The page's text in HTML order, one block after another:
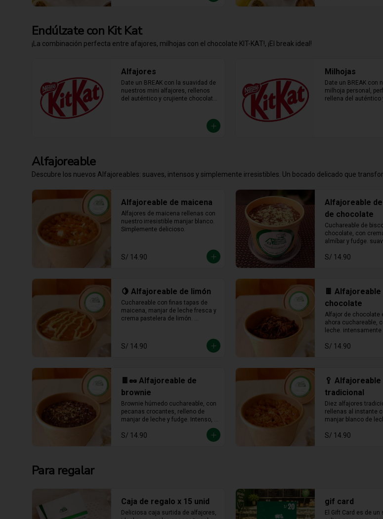
Endúlzate con Kit Kat
¡La combinación perfecta entre afajores, milhojas con el chocolate KIT-KAT!, ¡El break ideal!
Alfajores
Date un BREAK con la suavidad de
nuestros mini alfajores, rellenos
del auténtico y crujiente chocolate
transformar cualquier momento del
Milhojas
Date un BREAK con
milhoja personal,
rellena del auténtico
ideal para
de un placer
Alfajoreable
Descubre los nuevos Alfajoreables: suaves, intensos y simplemente irresistibles. Un bocado delicado que
Alfajoreable de maicena
Alfajores de maicena rellenas con
nuestro irresistible manjar blanco.
Simplemente delicioso.
S/ 14.90
Alfajoreable
de chocolate
Cuchareable de
chocolate, con
almíbar y fudge.
cucharada.
S/ 14.90
🍋 Alfajoreable de limón
Cuchareable con finas tapas de
maicena, manjar de leche fresca y
crema pastelera de limón.
S/ 14.90
🍫 Alfajoreable
chocolate
Alfajor de chocolate
ahora cuchareable,
leche. intensamente
cada cucharada.
S/ 14.90
🍫🥜 Alfajoreable de
brownie
Brownie húmedo cuchareable, con
pecanas crocantes, relleno de
manjar de leche y fudge. Intenso,
gustito sin culpa.
S/ 14.90
🥄 Alfajoreable
tradicional
Diez alfajores
rellenas al instante
manjar blanco de
S/ 14.90
Para regalar
Caja de regalo x 15 unid
Deliciosa caja surtida de alfajores,
gif card
El Gift Card es de un